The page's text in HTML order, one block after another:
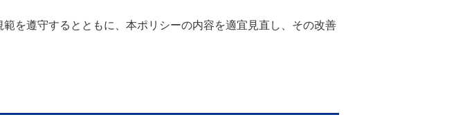
を遵守するとともに、本ポリシーの内容を適宜見直し、その改善